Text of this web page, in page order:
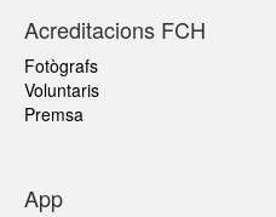
Acreditacions FCH
Fotògrafs
Voluntaris
Premsa
App